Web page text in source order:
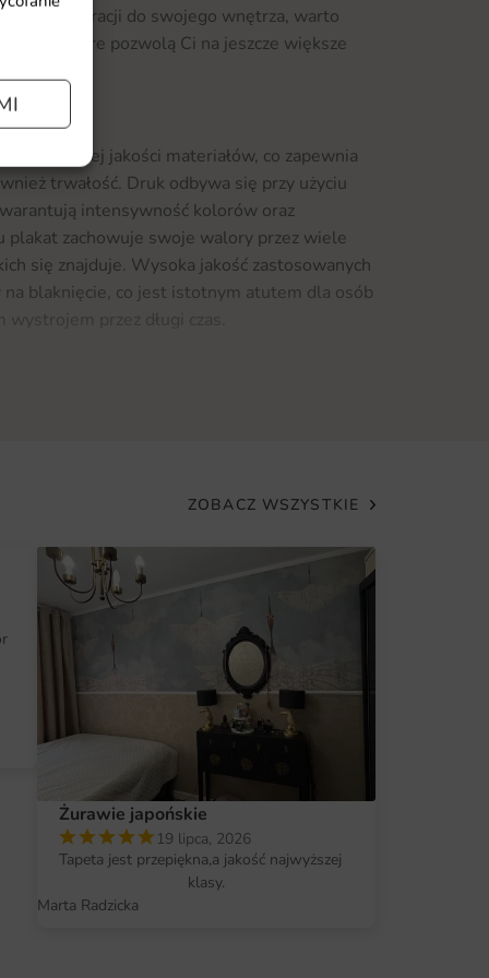
dekoracji do swojego wnętrza, warto
, które pozwolą Ci na jeszcze większe
z wysokiej jakości materiałów, co zapewnia
trwałość. Druk odbywa się przy użyciu
intensywność kolorów oraz
plakat zachowuje swoje walory przez wiele
się znajduje. Wysoka jakość zastosowanych
blaknięcie, co jest istotnym atutem dla osób
przez długi czas.
narzędzi, dzięki czemu każdy
pomysły na aranżację przestrzeni.
cieszyć się nowym, pięknym elementem
i dodaje charakteru wnętrzu.
długotrwałość produktu.
udekorowanie wnętrza bez
ZOBACZ WSZYSTKIE
Żurawie japońskie
19 lipca, 2026
Tapeta jest przepiękna,a jakość najwyższej
klasy.
Marta Radzicka